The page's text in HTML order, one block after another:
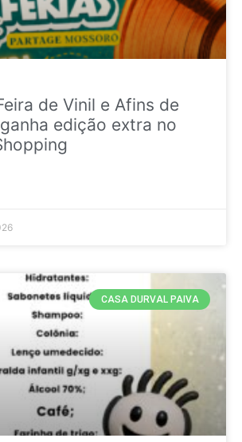
de Vinil e Afins de
edição extra no
CASA DURVAL PAIVA